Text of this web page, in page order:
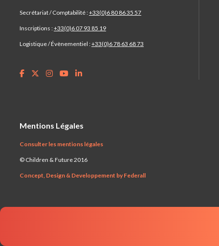
Secrétariat / Comptabilité :+33(0)6 80 86 35 57
Inscriptions :+33(0)6 07 93 85 19
Logistique / Évènementiel :+33(0)6 78 63 68 73
Mentions Légales
Consulter les mentions légales
© Children & Future 2016
Concept, Design & Developpement by Federall